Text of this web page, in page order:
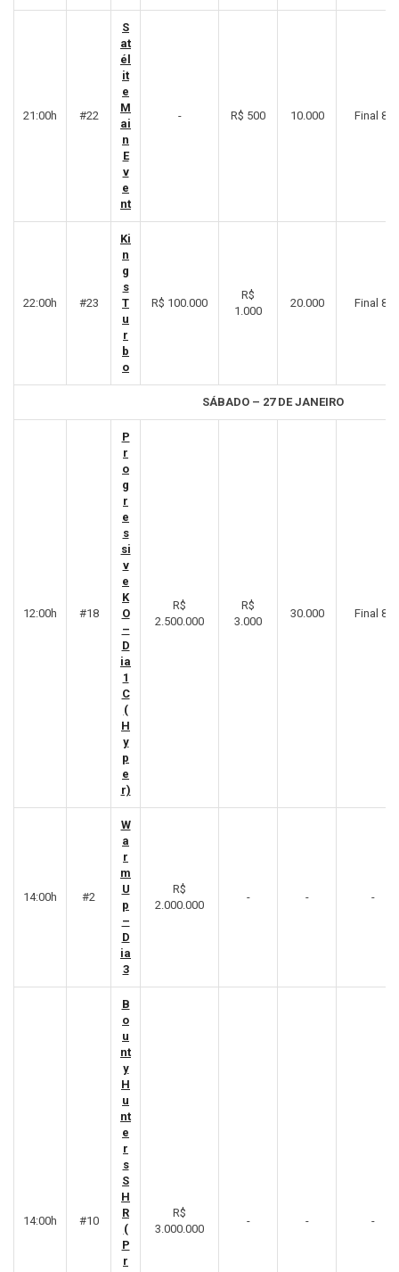
21:00h #22
S
at
él
it
e
M
ai
n
E
v
e
nt
- R$ 500 10.000 Final 8º
22:00h #23
Ki
n
g
s
T
u
r
b
o
R$ 100.000
R$
1.000
20.000 Final 8º
SÁBADO – 27 DE JANEIRO
12:00h #18
P
r
o
g
r
e
s
si
v
e
K
O
–
D
ia
1
C
(
H
y
p
e
r)
R$
2.500.000
R$
3.000
30.000 Final 8º
14:00h #2
W
a
r
m
U
p
–
D
ia
3
R$
2.000.000
- - -
14:00h #10
B
o
u
nt
y
H
u
nt
e
r
s
S
H
R
(
P
r
R$
3.000.000
- - -